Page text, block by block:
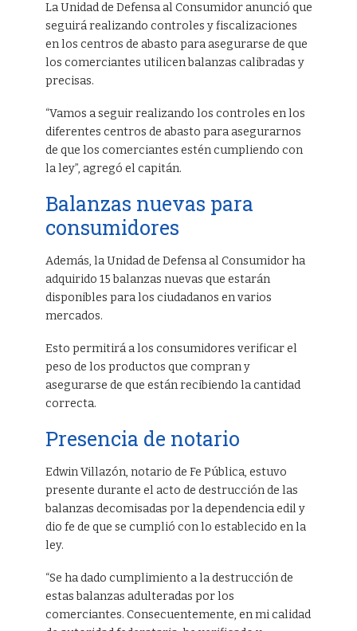
La Unidad de Defensa al Consumidor anunció que
seguirá realizando controles y fiscalizaciones
en los centros de abasto para asegurarse de que
los comerciantes utilicen balanzas calibradas y
precisas.
“Vamos a seguir realizando los controles en los
diferentes centros de abasto para asegurarnos
de que los comerciantes estén cumpliendo con
la ley”, agregó el capitán.
Balanzas nuevas para
consumidores
Además, la Unidad de Defensa al Consumidor ha
adquirido 15 balanzas nuevas que estarán
disponibles para los ciudadanos en varios
mercados.
Esto permitirá a los consumidores verificar el
peso de los productos que compran y
asegurarse de que están recibiendo la cantidad
correcta.
Presencia de notario
Edwin Villazón, notario de Fe Pública, estuvo
presente durante el acto de destrucción de las
balanzas decomisadas por la dependencia edil y
dio fe de que se cumplió con lo establecido en la
ley.
“Se ha dado cumplimiento a la destrucción de
estas balanzas adulteradas por los
comerciantes. Consecuentemente, en mi calidad